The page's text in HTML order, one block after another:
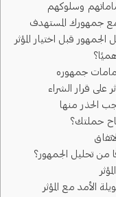
وسلوكهم
مع جمهورك المستهدف
قبل اختيار المؤثر
جمهوره
على قرار الشراء
الحذر منها
حملتك؟
من تحليل الجمهور؟
الأمد مع المؤثر